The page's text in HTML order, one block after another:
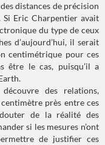
distances de précision
Si Eric Charpentier avait
du type de ceux
d’aujourd’hui, il serait
centimétrique pour ces
être le cas, puisqu’il a
des relations,
près entre ces
de la réalité des
si les mesures n’ont
de justifier ces